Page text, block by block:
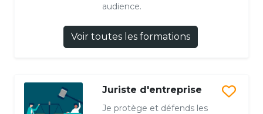
audience.
Voir toutes les formations
Juriste d'entreprise
Je protège et défends les